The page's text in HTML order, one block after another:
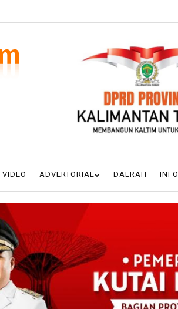
VIDEO ADVERTORIAL DAERAH INFO